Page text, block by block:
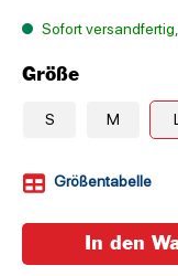
Sofort
Größe
S M
Größentabelle
In den